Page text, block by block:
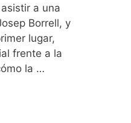
a una
Borrell, y
lugar,
frente a la
la …